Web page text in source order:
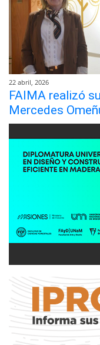
22 abril, 2026
FAIMA realizó
Mercedes